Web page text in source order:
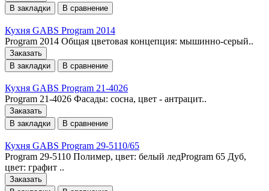
В закладки
В сравнение
Кухня GABS Program 2014
Program 2014 Общая цветовая концепция: мышинно-серый..
Заказать
В закладки
В сравнение
Кухня GABS Program 21-4026
Program 21-4026 Фасады: сосна, цвет - антрацит..
Заказать
В закладки
В сравнение
Кухня GABS Program 29-5110/65
Program 29-5110 Полимер, цвет: белый ледProgram 65 Дуб,
цвет: графит ..
Заказать